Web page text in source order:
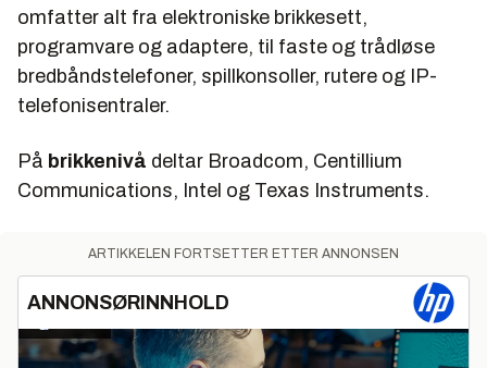
omfatter alt fra elektroniske brikkesett,
programvare og adaptere, til faste og trådløse
bredbåndstelefoner, spillkonsoller, rutere og IP-
telefonisentraler.
På brikkenivå deltar Broadcom, Centillium
Communications, Intel og Texas Instruments.
ARTIKKELEN FORTSETTER ETTER ANNONSEN
ANNONSØRINNHOLD